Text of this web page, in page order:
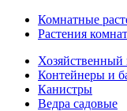
Комнатные
Растения
Хозяйственный
Контейнеры и
Канистры
Ведра садовые